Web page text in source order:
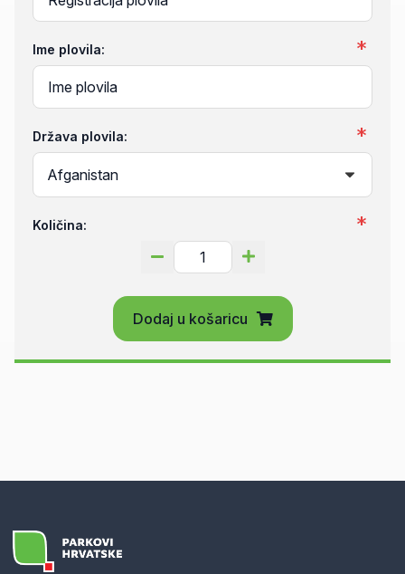
Ime plovila:
Država plovila:
Količina:
Dodaj u košaricu